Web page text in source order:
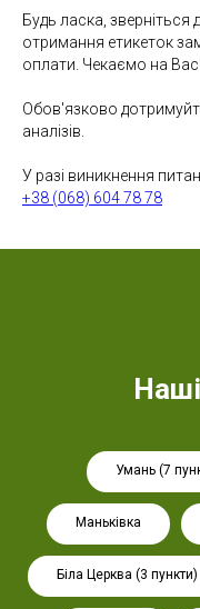
Будь ласка, зверніться
отримання етикеток
оплати. Чекаємо на Вас!
Обов'язково
аналізів.
У разі виникнення
+38 (068) 604 78 78
Умань (7
Маньківка
Біла Церква (3 пункти)